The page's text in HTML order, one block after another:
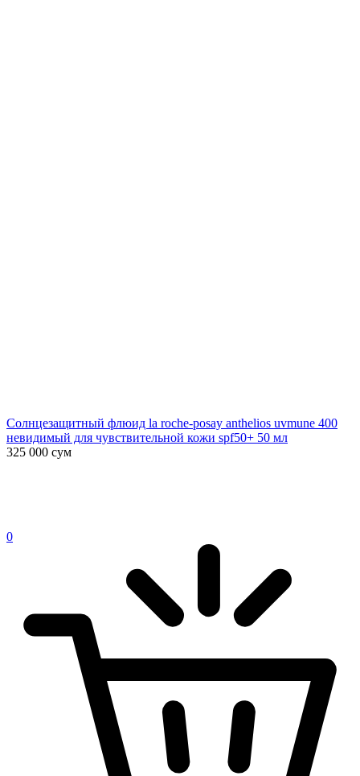
Солнцезащитный флюид la roche-posay anthelios uvmune 400
невидимый для чувствительной кожи spf50+ 50 мл
325 000 сум
0